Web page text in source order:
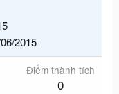
2015
Điểm thành tích
0